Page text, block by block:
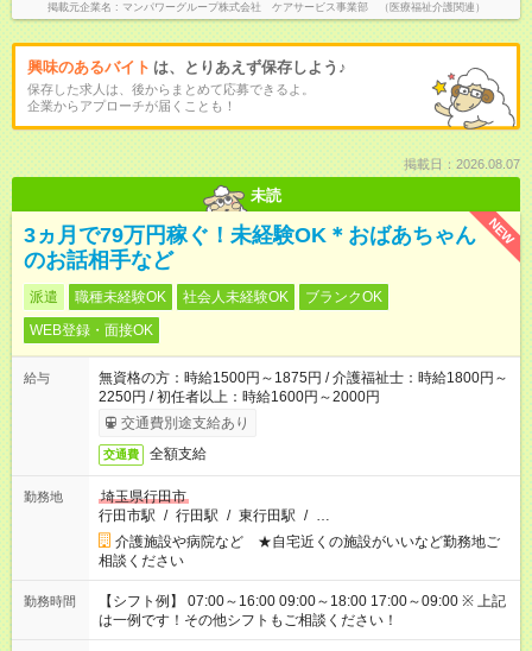
掲載元企業名 マンパワーグループ株式会社 ケアサービス事業部 （医療福祉介護関連）
興味のあるバイト は、とりあえず保存しよう♪
保存した求人は、後からまとめて応募できるよ。
企業からアプローチが届くことも！
掲載日：2026.08.07
未読
NEW
3ヵ月で79万円稼ぐ！未経験OK＊おばあちゃん
のお話相手など
派遣 職種未経験OK 社会人未経験OK
ブランクOK
WEB登録・面接OK
給与
無資格の方：時給1500円～1875円 / 介護福祉士：時給1800円～
2250円 / 初任者以上：時給1600円～2000円
交通費別途支給あり
交通費 全額支給
勤務地
埼玉県行田市
行田市駅 / 行田駅 / 東行田駅 / …
介護施設や病院など ★自宅近くの施設がいいなど勤務地ご
相談ください
勤務時間
【シフト例】 07:00～16:00 09:00～18:00 17:00～09:00 ※ 上記
は一例です！その他シフトもご相談ください！